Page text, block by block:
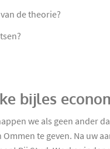
de theorie?
bijles
we als geen ander
te geven. Na uw